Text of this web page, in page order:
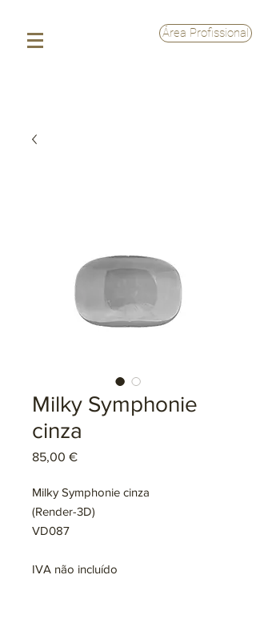
Área Profissional
Milky Symphonie
cinza
85,00 €Preço
Milky Symphonie cinza
(Render-3D)
VD087
IVA não incluído